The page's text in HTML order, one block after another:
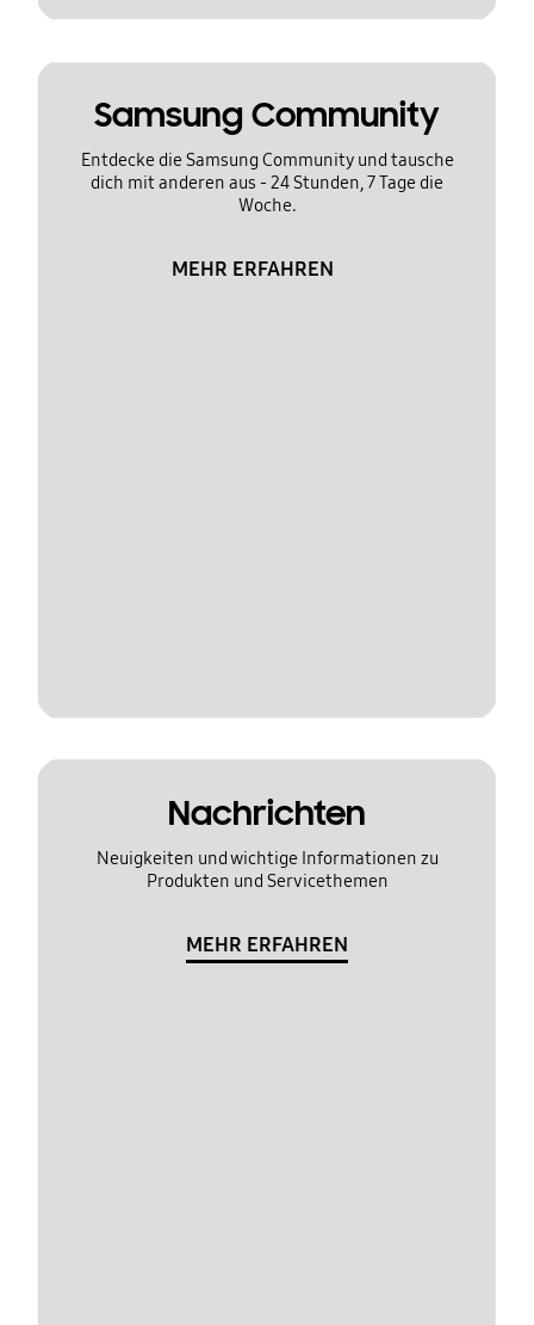
Samsung Community
Entdecke die Samsung Community und tausche
dich mit anderen aus - 24 Stunden, 7 Tage die
Woche.
MEHR ERFAHREN
Nachrichten
Neuigkeiten und wichtige Informationen zu
Produkten und Servicethemen
MEHR ERFAHREN